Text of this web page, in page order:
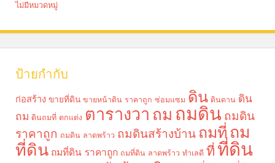
ไม่มีหมวดหมู่
ป้ายกำกับ
ก่อสร้าง ขายที่ดิน ขายหน้าดิน ราคาถูก ซ่อมแซม ดิน ดินดาน ดิน
ถม ดินถมที่ ตกแต่ง ตารางวา ถม ถมดิน ถมดิน
ราคาถูก ถมดิน ลาดพร้าว ถมดินสร้างบ้าน ถมที่ถม
ที่ดิน ถมที่ดิน ราคาถูก ถมที่ดิน ลาดพร้าว ทำเลดี ที่ ที่ดิน